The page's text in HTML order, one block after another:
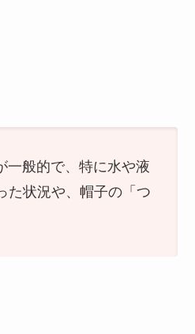
一般的で、特に水や液
た状況や、帽子の「つ